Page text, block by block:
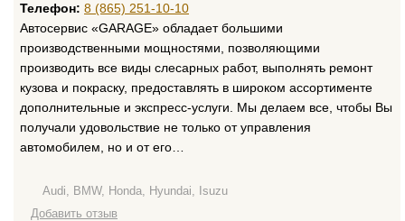
Телефон: 8 (865) 251-10-10
Автосервис «GARAGE» обладает большими
производственными мощностями, позволяющими
производить все виды слесарных работ, выполнять ремонт
кузова и покраску, предоставлять в широком ассортименте
дополнительные и экспресс-услуги. Мы делаем все, чтобы Вы
получали удовольствие не только от управления
автомобилем, но и от его…
Audi, BMW, Honda, Hyundai, Isuzu
Добавить отзыв